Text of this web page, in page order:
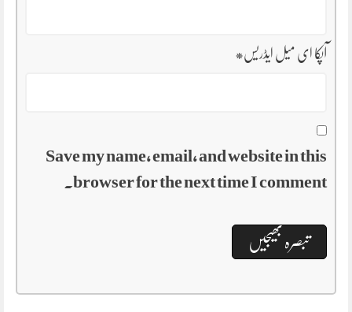
آپکا ای میل ایڈریس*
Save my name, email, and website in this
browser for the next time I comment.